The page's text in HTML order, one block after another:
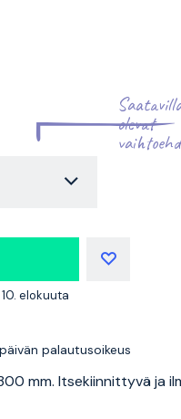
olevat
elokuuta
palautusoikeus
mm. Itsekiinnittyvä ja